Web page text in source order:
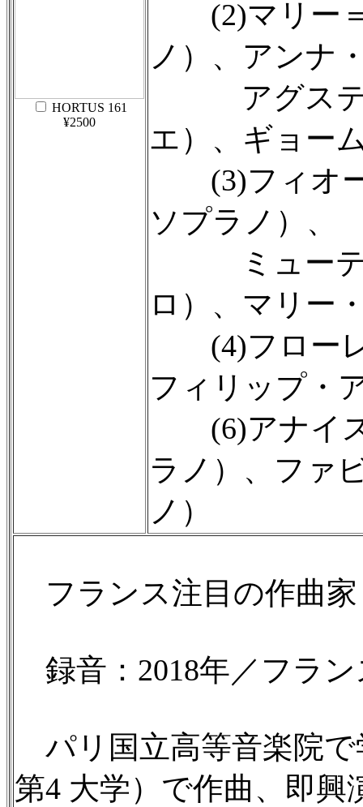
HORTUS 161
¥2500
(2)マリー＝
ノ）、アンナ
アグスティ
エ）、ギョー
(3)フィオー
ソプラノ）、
ミューティ
ロ）、マリー
(4)フローレ
フィリップ・
(6)アナイス
ラノ）、ファ
ノ）
フランス注目の作曲
録音：2018年／フラン
パリ国立高等音楽院
第4 大学）で作曲、即